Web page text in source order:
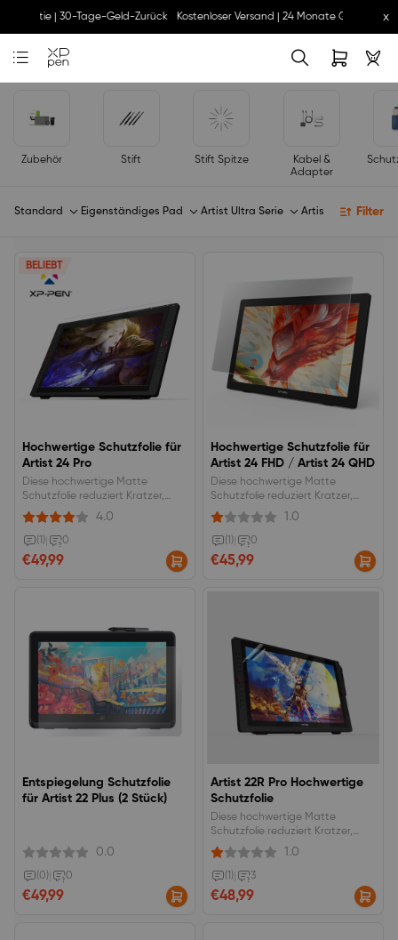
Garantie | 30-Tage-Geld-Zurück Kostenloser Versand | 24 Monate Garantie |
x
Zubehör Stift Stift Spitze
Kabel &
Adapter
Standard Eigenständiges Pad Artist Ultra Serie Artist Pro Serie
Filter
BELIEBT
Hochwertige Schutzfolie für
Artist 24 Pro
Diese hochwertige Matte
Schutzfolie reduziert Kratzer,
Beschädigungen und
Fingerabdrücke auf Ihrem Artist
24 Pro.
4.0
(1) 0
€49,99
Hochwertige Schutzfolie für
Artist 24 FHD / Artist 24 QHD
Diese hochwertige Matte
Schutzfolie reduziert Kratzer,
Beschädigungen und
Fingerabdrücke auf Ihrem Artist
24 FHD/QHD.
1.0
(1) 0
€45,99
Entspiegelung Schutzfolie
für Artist 22 Plus (2 Stück)
0.0
(0) 0
€49,99
Artist 22R Pro Hochwertige
Schutzfolie
Diese hochwertige Matte
Schutzfolie reduziert Kratzer,
Beschädigungen und
Fingerabdrücke auf Ihrem Artist
22R Pro.
1.0
(1) 3
€48,99